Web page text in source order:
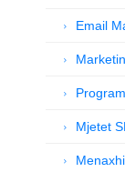
Email
Mjetet